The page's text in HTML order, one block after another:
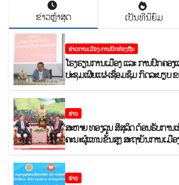
ຂ່າວຫຼ້າສຸດ ເປັນທີນີຍົມ
ຂ່າວການເມືອງ-ການປົກທ້ອງຖີນ
ໂຮງຮຽນການເມືອງ ແລະ ການປົກຄອ
ປະຊຸມເຜີຍແຜ່-ເຊື່ອມຊຶມ ກົດລະບຽບ ຂ
ຂ່າວ
ສະຫາຍ ທອງລຸນ ສີສຸລິດ ຕ້ອນຮັບການ
ຄະນະຜູ້ແທນຂັ້ນສູງ ສະຖາບັນການເມື
ຂ່າວ